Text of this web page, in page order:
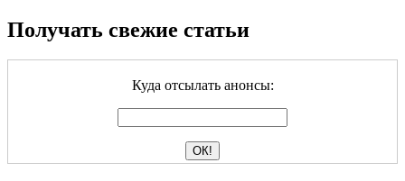
Получать свежие статьи
Куда отсылать анонсы: